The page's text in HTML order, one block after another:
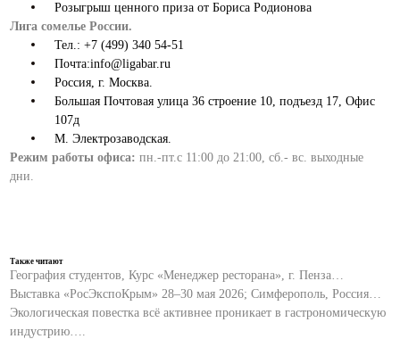
Розыгрыш ценного приза от Бориса Родионова
Лига сомелье России.
Тел.: +7 (499) 340 54-51
Почта:info@ligabar.ru
Россия, г. Москва.
Большая Почтовая улица 36 строение 10, подъезд 17, Офис
107д
М. Электрозаводская.
Режим работы офиса: пн.-пт.с 11:00 до 21:00, сб.- вс. выходные
дни.
Также читают
География студентов, Курс «Менеджер ресторана», г. Пенза…
Выставка «РосЭкспоКрым» 28–30 мая 2026; Симферополь, Россия…
Экологическая повестка всё активнее проникает в гастрономическую
индустрию….